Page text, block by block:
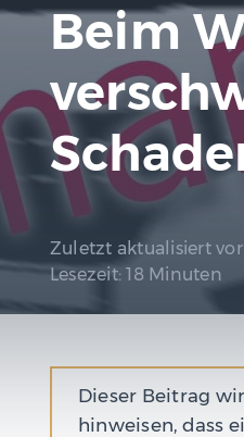
Beim
Zuletzt aktualisiert
Lesezeit:18 Minuten
Dieser Beitrag
hinweisen, dass